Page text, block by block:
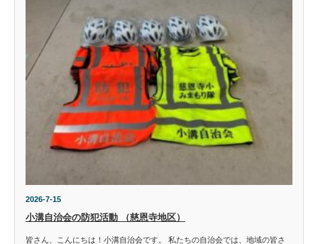
2026-7-15
小溝自治会の防犯活動 （慈恩寺地区）
皆さん、こんにちは！小溝自治会です。 私たちの自治会では、地域の皆さ